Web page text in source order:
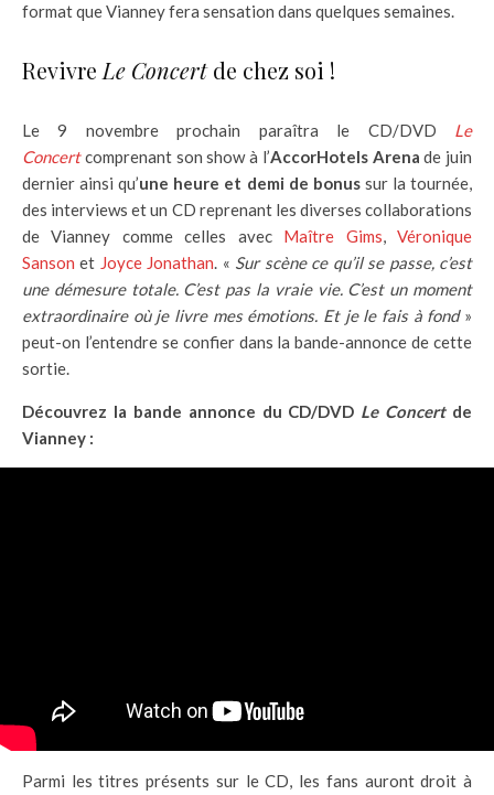
format que Vianney fera sensation dans quelques semaines.
Revivre Le Concertde chez soi !
Le 9 novembre prochain paraîtra le CD/DVD Le
Concertcomprenant son show à l’AccorHotels Arenade juin
dernier ainsi qu’une heure et demi de bonussur la tournée,
des interviews et un CD reprenant les diverses collaborations
de Vianney comme celles avec Maître Gims,Véronique
Sanson et Joyce Jonathan. « Sur scène ce qu’il se passe, c’est
une démesure totale. C’est pas la vraie vie. C’est un moment
extraordinaire où je livre mes émotions. Et je le fais à fond»
peut-on l’entendre se confier dans la bande-annonce de cette
sortie.
Découvrez la bande annonce du CD/DVD Le Concertde
Vianney :
Parmi les titres présents sur le CD, les fans auront droit à